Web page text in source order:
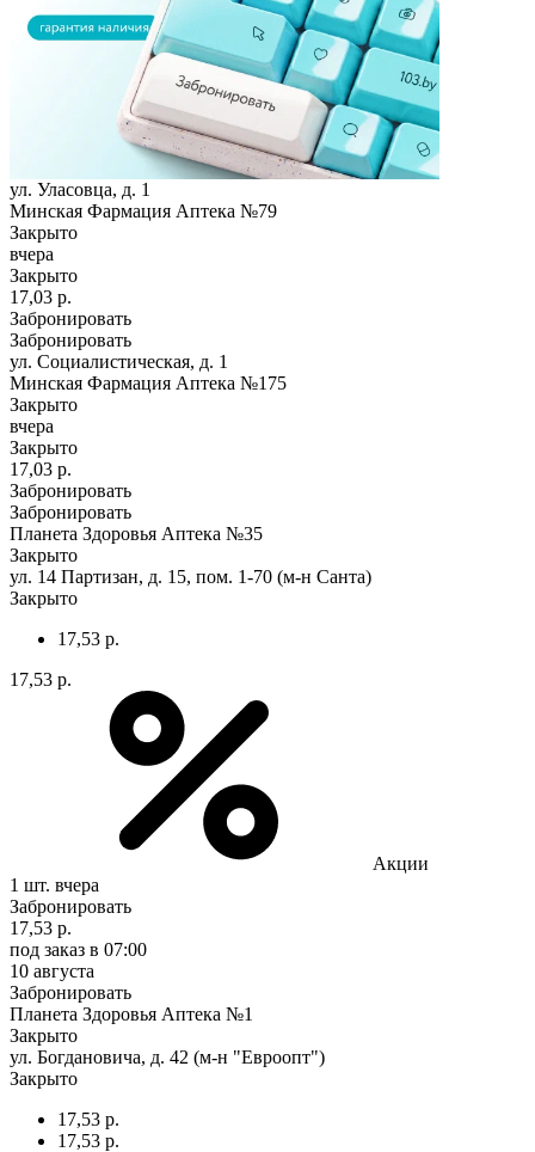
ул. Уласовца, д. 1
Минская Фармация Аптека №79
Закрыто
вчера
Закрыто
17,03 р.
Забронировать
Забронировать
ул. Социалистическая, д. 1
Минская Фармация Аптека №175
Закрыто
вчера
Закрыто
17,03 р.
Забронировать
Забронировать
Планета Здоровья Аптека №35
Закрыто
ул. 14 Партизан, д. 15, пом. 1-70 (м-н Санта)
Закрыто
17,53 р.
17,53 р.
Акции
1 шт. вчера
Забронировать
17,53 р.
под заказ в 07:00
10 августа
Забронировать
Планета Здоровья Аптека №1
Закрыто
ул. Богдановича, д. 42 (м-н "Евроопт")
Закрыто
17,53 р.
17,53 р.